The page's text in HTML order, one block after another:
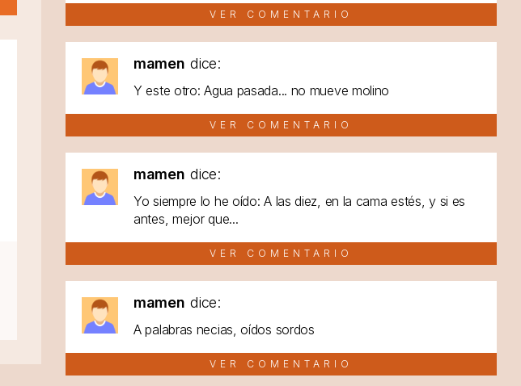
VER COMENTARIO
mamen dice:
Y este otro: Agua pasada... no mueve molino
VER COMENTARIO
mamen dice:
Yo siempre lo he oído: A las diez, en la cama estés, y si es
antes, mejor que...
VER COMENTARIO
mamen dice:
A palabras necias, oídos sordos
VER COMENTARIO